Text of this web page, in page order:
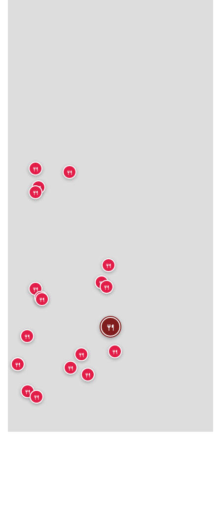
🍴
🍴
🍴
🍴
🍴
🍴
🍴
🍴
🍴
🍴
🍴
🍴
🍴
🍴
🍴🍴
🍴
🍴
🍴